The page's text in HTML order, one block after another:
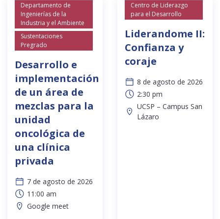
Departamento de
Ingenierías de la
Industria y el Ambiente
Sustentaciones
Pregrado
Desarrollo e
implementación
de un área de
mezclas para la
unidad
oncológica de
una clínica
privada
7 de agosto de 2026
11:00 am
Google meet
Centro de Liderazgo
para el Desarrollo
Liderandome II:
Confianza y
coraje
8 de agosto de 2026
2:30 pm
UCSP – Campus San
Lázaro